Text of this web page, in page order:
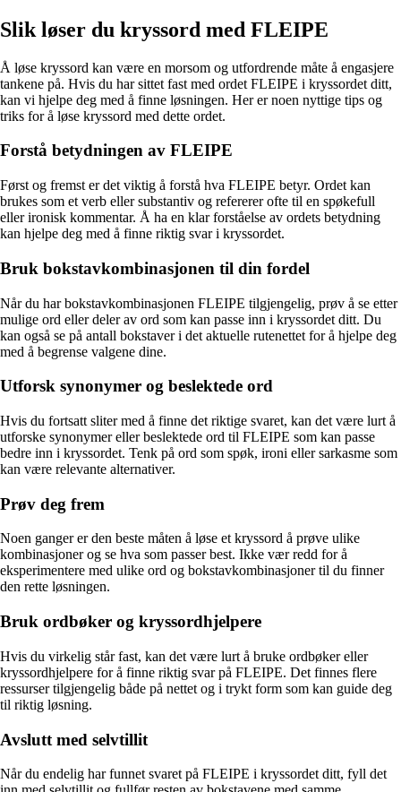
Slik løser du kryssord med FLEIPE
Å løse kryssord kan være en morsom og utfordrende måte å engasjere
tankene på. Hvis du har sittet fast med ordet FLEIPE i kryssordet ditt,
kan vi hjelpe deg med å finne løsningen. Her er noen nyttige tips og
triks for å løse kryssord med dette ordet.
Forstå betydningen av FLEIPE
Først og fremst er det viktig å forstå hva FLEIPE betyr. Ordet kan
brukes som et verb eller substantiv og refererer ofte til en spøkefull
eller ironisk kommentar. Å ha en klar forståelse av ordets betydning
kan hjelpe deg med å finne riktig svar i kryssordet.
Bruk bokstavkombinasjonen til din fordel
Når du har bokstavkombinasjonen FLEIPE tilgjengelig, prøv å se etter
mulige ord eller deler av ord som kan passe inn i kryssordet ditt. Du
kan også se på antall bokstaver i det aktuelle rutenettet for å hjelpe deg
med å begrense valgene dine.
Utforsk synonymer og beslektede ord
Hvis du fortsatt sliter med å finne det riktige svaret, kan det være lurt å
utforske synonymer eller beslektede ord til FLEIPE som kan passe
bedre inn i kryssordet. Tenk på ord som spøk, ironi eller sarkasme som
kan være relevante alternativer.
Prøv deg frem
Noen ganger er den beste måten å løse et kryssord å prøve ulike
kombinasjoner og se hva som passer best. Ikke vær redd for å
eksperimentere med ulike ord og bokstavkombinasjoner til du finner
den rette løsningen.
Bruk ordbøker og kryssordhjelpere
Hvis du virkelig står fast, kan det være lurt å bruke ordbøker eller
kryssordhjelpere for å finne riktig svar på FLEIPE. Det finnes flere
ressurser tilgjengelig både på nettet og i trykt form som kan guide deg
til riktig løsning.
Avslutt med selvtillit
Når du endelig har funnet svaret på FLEIPE i kryssordet ditt, fyll det